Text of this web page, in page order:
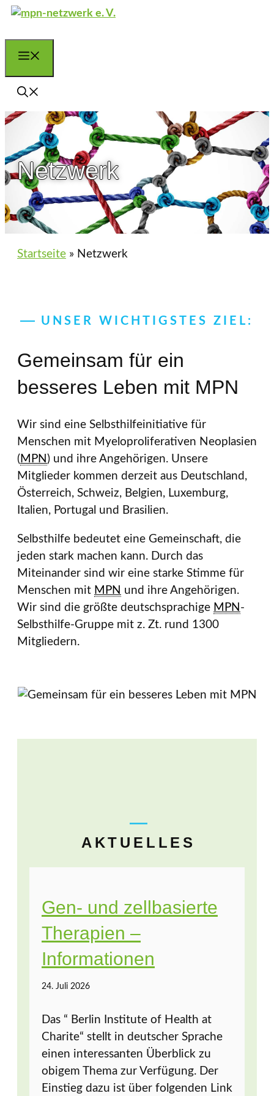
Zum
Netzwerk
Startseite » Netzwerk
UNSER WICHTIGSTES ZIEL:
Gemeinsam für ein
besseres Leben mit MPN
Wir sind eine Selbsthilfeinitiative für
Menschen mit Myeloproliferativen Neoplasien
( MPN ) und ihre Angehörigen. Unsere
Mitglieder kommen derzeit aus Deutschland,
Österreich, Schweiz, Belgien, Luxemburg,
Italien, Portugal und Brasilien.
Selbsthilfe bedeutet eine Gemeinschaft, die
jeden stark machen kann. Durch das
Miteinander sind wir eine starke Stimme für
Menschen mit MPN und ihre Angehörigen.
Wir sind die größte deutschsprachige MPN -
Selbsthilfe-Gruppe mit z. Zt. rund 1300
Mitgliedern.
AKTUELLES
Gen- und zellbasierte
Therapien –
Informationen
24. Juli 2026
Das “ Berlin Institute of Health at
Charite“ stellt in deutscher Sprache
einen interessanten Überblick zu
obigem Thema zur Verfügung. Der
Einstieg dazu ist über folgenden Link